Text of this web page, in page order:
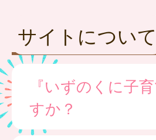
サイトについて
『いずのくに子
すか？